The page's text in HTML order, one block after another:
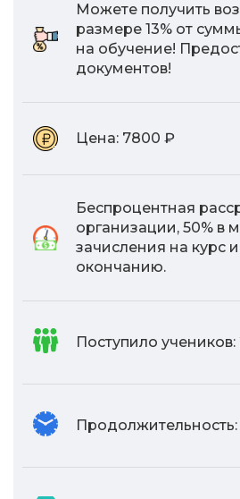
Можете получить
размере 13% от
на обучение!
документов!
Цена: 7800 ₽
Беспроцентная
организации, 50% в
зачисления на курс
окончанию.
Поступило учеников:
Продолжительность: